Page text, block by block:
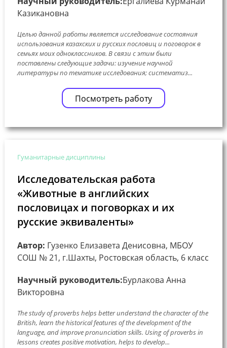
Казикановна
Целью данной работы является исследование состояния
использования казахских и русских пословиц и поговорок в
семьях моих одноклассников. В связи с этим были
поставлены следующие задачи: изучение научной
литературы по тематике исследования; систематиз...
Посмотреть работу
Гуманитарные дисциплины
Исследовательская работа
«Животные в английских
пословицах и поговорках и их
русские эквиваленты»
Автор: Гузенко Елизавета Денисовна, МБОУ
СОШ № 21, г.Шахты, Ростовская область, 6 класс
Научный руководитель:Бурлакова Анна
Викторовна
The study of proverbs helps better understand the character of the
British, learn the historical features of the development of the
language, and improve pronunciation skills. Using of proverbs in
lessons creates positive motivation, helps to develop...